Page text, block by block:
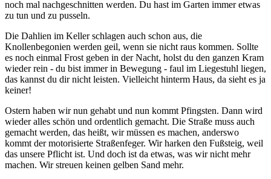
noch mal nachgeschnitten werden. Du hast im Garten immer etwas
zu tun und zu pusseln.
Die Dahlien im Keller schlagen auch schon aus, die
Knollenbegonien werden geil, wenn sie nicht raus kommen. Sollte
es noch einmal Frost geben in der Nacht, holst du den ganzen Kram
wieder rein - du bist immer in Bewegung - faul im Liegestuhl liegen,
das kannst du dir nicht leisten. Vielleicht hinterm Haus, da sieht es ja
keiner!
Ostern haben wir nun gehabt und nun kommt Pfingsten. Dann wird
wieder alles schön und ordentlich gemacht. Die Straße muss auch
gemacht werden, das heißt, wir müssen es machen, anderswo
kommt der motorisierte Straßenfeger. Wir harken den Fußsteig, weil
das unsere Pflicht ist. Und doch ist da etwas, was wir nicht mehr
machen. Wir streuen keinen gelben Sand mehr.